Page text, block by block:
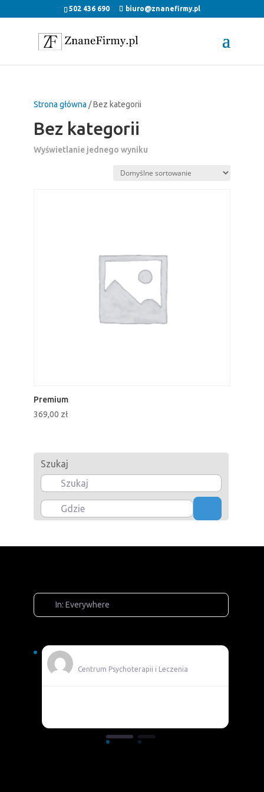
502 436 690 biuro@znanefirmy.pl
Strona główna / Bez kategorii
Bez kategorii
Wyświetlanie jednego wyniku
Premium
369,00 zł
Szukaj
Gdzie
In: Everywhere
Centrum Psychoterapii i Leczenia